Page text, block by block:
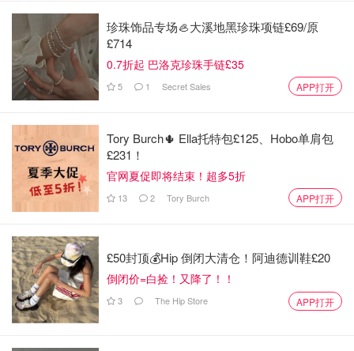
咙，每次我儿子咬着咬着都会干呕或咳嗽，再加上看到很多
宝妈反映宝宝容易把牙胶头咬下来，我真的好怕哪天我不注
意他真的咬下来卡在喉咙里就麻烦了！虽然并不是所有宝宝
都会把牙胶头咬下来，但既然有并且反映的人数还不少，我
觉得所有家长们就得提高警惕，要么就别给孩子用，要么孩
Matchstick monkey 火柴猴牙胶🐒
珍珠饰品专场🦪大溪地黑珍珠项链£69/原
£714
0.7折起 巴洛克珍珠手链£35
5 1 Secret Sales APP打开
Tory Burch🌵 Ella托特包£125、Hobo单肩包
£231！
官网夏促即将结束！超多5折
13 2 Tory Burch APP打开
£50封顶💰Hip 倒闭大清仓！阿迪德训鞋£20
倒闭价=白捡！又降了！！
3 The Hip Store APP打开